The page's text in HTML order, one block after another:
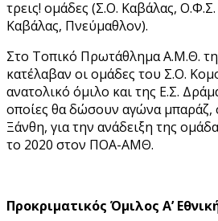
τρεις! ομάδες (Σ.Ο. Καβάλας, Ο.Φ.Σ.
Καβάλας, Πνεύμαθλον).
Στο Τοπικό Πρωτάθλημα Α.Μ.Θ.
κατέλαβαν οι ομάδες του Σ.Ο.
ανατολικό όμιλο και της Ε.Σ.
οποίες θα δώσουν αγώνα μπαράζ,
Ξάνθη, για την ανάδειξη της
το 2020 στον ΠΟΑ-ΑΜΘ.
Προκριματικός Όμιλος Α’